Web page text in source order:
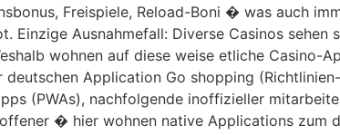
Freispiele, Reload-Boni � was auch
Einzige Ausnahmefall: Diverse Casinos sehen
wohnen auf diese weise etliche Casino-
Application Go shopping
(PWAs), nachfolgende inoffizieller
� hier wohnen native Applications zum